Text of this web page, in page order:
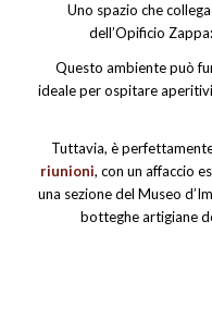
Uno spazio che
dell’Opificio
Questo ambiente può
ideale per ospitare
Tuttavia, è
riunioni, con un affaccio
una sezione del Museo
botteghe artigiane